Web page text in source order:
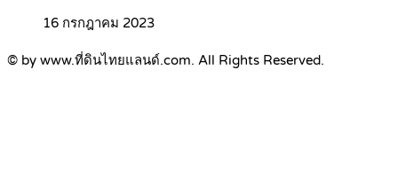
16 กรกฎาคม 2023
© by www.ที่ดินไทยแลนด์.com. All Rights Reserved.